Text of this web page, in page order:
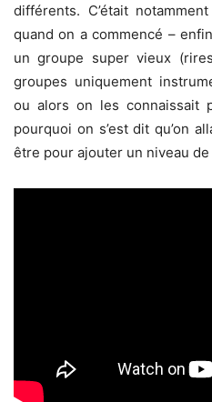
différents. C’était
quand on a commencé –
un groupe super vieux
groupes uniquement
ou alors on les connaissait
pourquoi on s’est dit qu’on
être pour ajouter un niveau de